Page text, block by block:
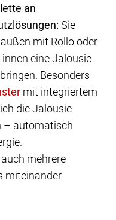
an
Sie
mit Rollo oder
eine Jalousie
Besonders
mit integriertem
die Jalousie
– automatisch
mehrere
miteinander